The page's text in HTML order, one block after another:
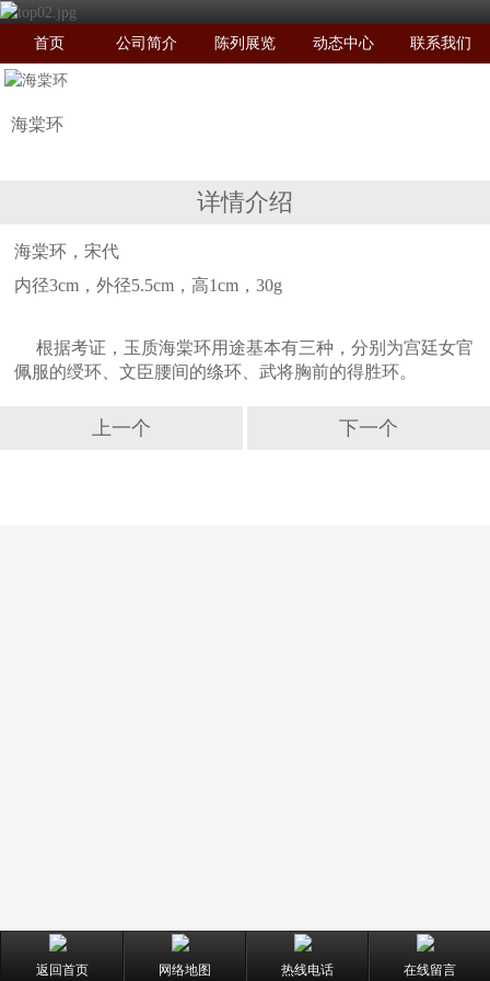
首页 公司简介 陈列展览 动态中心 联系我们
海棠环
详情介绍
海棠环，宋代
内径3cm，外径5.5cm，高1cm，30g
根据考证，玉质海棠环用途基本有三种，分别为宫廷女官
佩服的绶环、文臣腰间的绦环、武将胸前的得胜环。
上一个 下一个
返回首页 网络地图 热线电话 在线留言